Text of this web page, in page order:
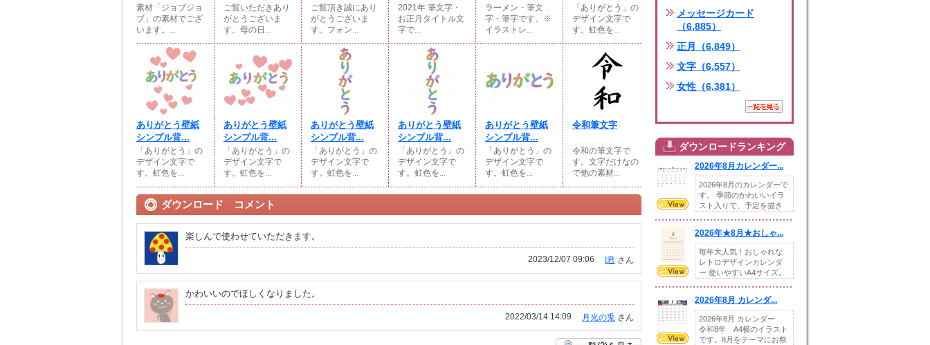
素材「ジョブジョ
ブ」の素材でござ
います。...
ご覧いただきあり
がとうございま
す。母の日...
ご覧頂き誠にあり
がとうございま
す。フォン...
2021年 筆文字・
お正月タイトル文
字で...
ラーメン・筆文
字・筆字です。※
イラストレ...
「ありがとう」の
デザイン文字で
す。虹色を...
ありがとう壁紙
シンプル背...
「ありがとう」の
デザイン文字で
す。虹色を...
ありがとう壁紙
シンプル背...
「ありがとう」の
デザイン文字で
す。虹色を...
ありがとう壁紙
シンプル背...
「ありがとう」の
デザイン文字で
す。虹色を...
ありがとう壁紙
シンプル背...
「ありがとう」の
デザイン文字で
す。虹色を...
ありがとう壁紙
シンプル背...
「ありがとう」の
デザイン文字で
す。虹色を...
令和筆文字
令和の筆文字で
す。文字だけなの
で他の素材...
ダウンロード コメント
楽しんで使わせていただきます。
I君 さん
2023/12/07 09:06
かわいいのでほしくなりました。
月光の兎 さん
2022/03/14 14:09
メッセージカード
（6,885）
正月（6,849）
文字（6,557）
女性（6,381）
ダウンロードランキング
2026年8月カレンダー...
2026年8月のカレンダーで
す。 季節のかわいいイラ
スト入りで、予定を描き
2026年★8月★おしゃ...
毎年大人気！おしゃれな
レトロデザインカレンダ
ー 使いやすいA4サイズ。
2026年8月 カレンダ...
2026年8月 カレンダー
令和8年 A4横のイラスト
です。8月をテーマにお祭